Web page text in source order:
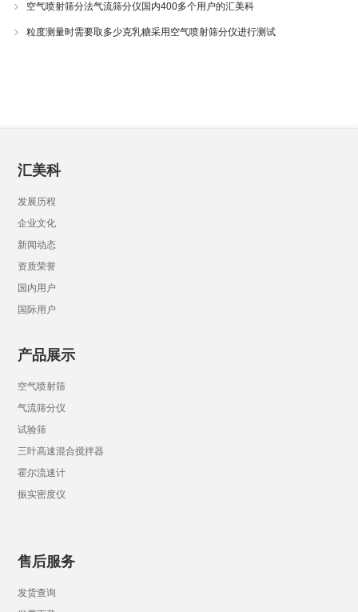
空气喷射筛分法气流筛分仪国内400多个用户的汇美科
粒度测量时需要取多少克乳糖采用空气喷射筛分仪进行测试
汇美科
发展历程
企业文化
新闻动态
资质荣誉
国内用户
国际用户
产品展示
空气喷射筛
气流筛分仪
试验筛
三叶高速混合搅拌器
霍尔流速计
振实密度仪
售后服务
发货查询